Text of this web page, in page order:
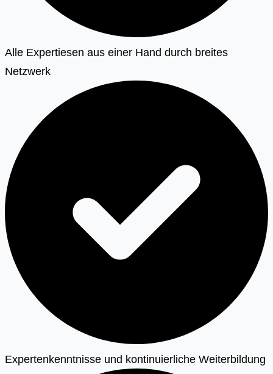
Alle Expertiesen aus einer Hand durch breites
Netzwerk
Expertenkenntnisse und kontinuierliche Weiterbildung